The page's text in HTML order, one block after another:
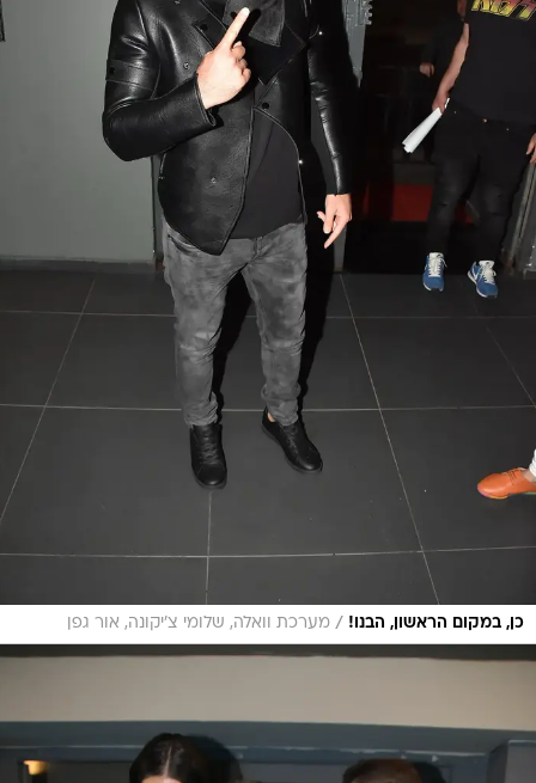
כן, במקום הראשון, הבנו! / מערכת וואלה, שלומי צ'יקונה, אור גפן